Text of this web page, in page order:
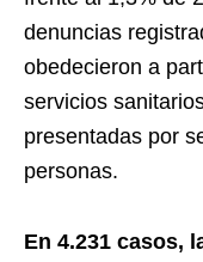
denuncias
obedecieron a
servicios
presentadas por
personas.
En 4.231 casos,